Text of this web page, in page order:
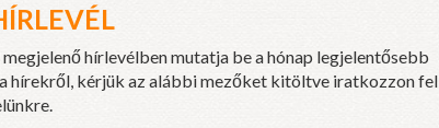
hírlevélben mutatja be a hónap legjelentősebb
hírekről, kérjük az alábbi mezőket kitöltve iratkozzon fel